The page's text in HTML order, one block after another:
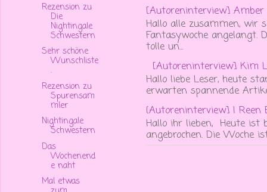
[Autoreninterview] Amber
Hallo alle zusammen, wir
Fantasywoche angelangt.
tolle un...
[Autoreninterview] Kim
Hallo liebe Leser, heute
erwarten spannende
{Autoreninterview] I Reen
Hallo ihr lieben, Heute ist
angebrochen. Die Woche
Rezension zu
Die
Nightingale
Schwestern
Sehr schöne
Wunschliste
.
Rezension zu
Spurensam
mler
Nightingale
Schwestern
Das
Wochenend
e naht
Mal etwas